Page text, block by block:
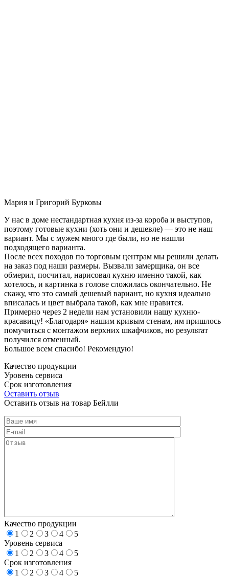
Мария и Григорий Бурковы
У нас в доме нестандартная кухня из-за короба и выступов,
поэтому готовые кухни (хоть они и дешевле) — это не наш
вариант. Мы с мужем много где были, но не нашли
подходящего варианта.
После всех походов по торговым центрам мы решили делать
на заказ под наши размеры. Вызвали замерщика, он все
обмерил, посчитал, нарисовал кухню именно такой, как
хотелось, и картинка в голове сложилась окончательно. Не
скажу, что это самый дешевый вариант, но кухня идеально
вписалась и цвет выбрала такой, как мне нравится.
Примерно через 2 недели нам установили нашу кухню-
красавицу! «Благодаря» нашим кривым стенам, им пришлось
помучиться с монтажом верхних шкафчиков, но результат
получился отменный.
Большое всем спасибо! Рекомендую!
Качество продукции
Уровень сервиса
Срок изготовления
Оставить отзыв
Оставить отзыв на товар Бейлли
Качество продукции
1
2 3 4
5
Уровень сервиса
1
2 3 4
5
Срок изготовления
1
2 3 4
5